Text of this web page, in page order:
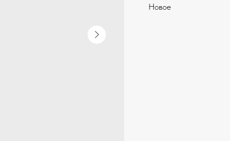
Новое